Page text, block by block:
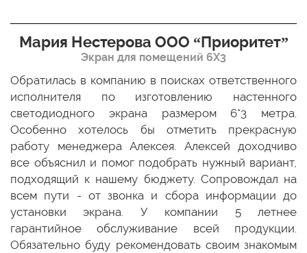
Мария Нестерова ООО “Приоритет”
Экран для помещений 6Х3
Обратилась в компанию в поисках ответственного
исполнителя по изготовлению настенного
светодиодного экрана размером 6*3 метра.
Особенно хотелось бы отметить прекрасную
работу менеджера Алексея. Алексей доходчиво
все объяснил и помог подобрать нужный вариант,
подходящий к нашему бюджету. Сопровождал на
всем пути - от звонка и сбора информации до
установки экрана. У компании 5 летнее
гарантийное обслуживание всей продукции.
Обязательно буду рекомендовать своим знакомым